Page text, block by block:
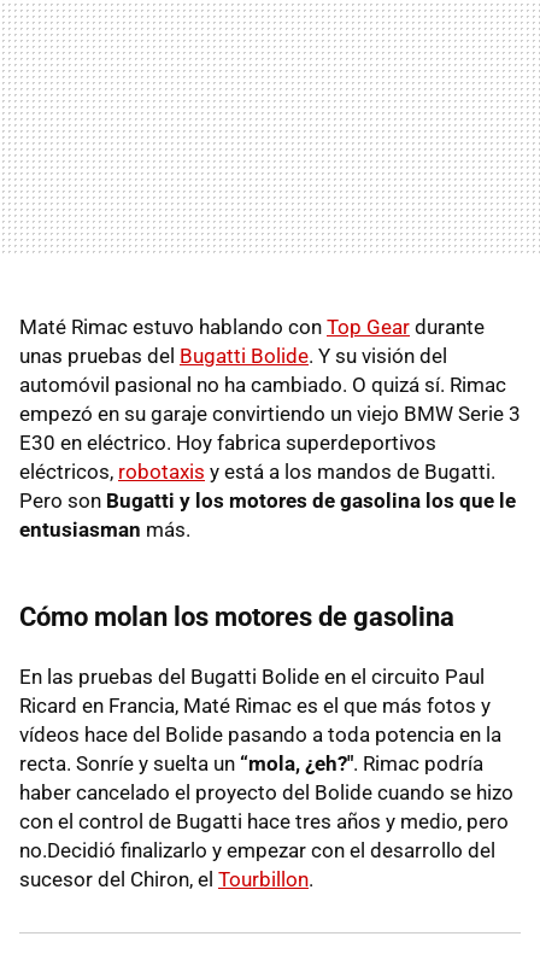
Maté Rimac estuvo hablando con Top Gear durante
unas pruebas del Bugatti Bolide. Y su visión del
automóvil pasional no ha cambiado. O quizá sí. Rimac
empezó en su garaje convirtiendo un viejo BMW Serie 3
E30 en eléctrico. Hoy fabrica superdeportivos
eléctricos, robotaxis y está a los mandos de Bugatti.
Pero son Bugatti y los motores de gasolina los que le
entusiasman más.
Cómo molan los motores de gasolina
En las pruebas del Bugatti Bolide en el circuito Paul
Ricard en Francia, Maté Rimac es el que más fotos y
vídeos hace del Bolide pasando a toda potencia en la
recta. Sonríe y suelta un “mola, ¿eh?". Rimac podría
haber cancelado el proyecto del Bolide cuando se hizo
con el control de Bugatti hace tres años y medio, pero
no.Decidió finalizarlo y empezar con el desarrollo del
sucesor del Chiron, el Tourbillon.